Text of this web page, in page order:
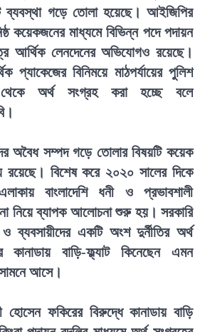
ব্যবস্থা গড়ে তোলা হয়েছে। আইজিপির
কয়েকজনের মাধ্যমে বিভিন্ন পদে পদায়ন
আর্থিক লেনদেনের অভিযোগও রয়েছে।
প্যাকেজের বিনিময়ে মাঠপর্যায়ের পুলিশ
থেকে অর্থ সংগ্রহ করা হচ্ছে বলে
অবৈধ সম্পদ গড়ে তোলার বিষয়টি কয়েক
বিশেষ করে ২০২০ সালের দিকে
বাংলাদেশি ধনী ও প্রভাবশালী
নিয়ে ব্যাপক আলোচনা শুরু হয়। সরকারি
ও ব্যবসায়ীদের একটি অংশ দুর্নীতির অর্থ
কানাডায় বাড়ি-ফ্ল্যাট কিনেছেন এমন
আসে।
ফকিরের বিরুদ্ধে কানাডায় বাড়ি